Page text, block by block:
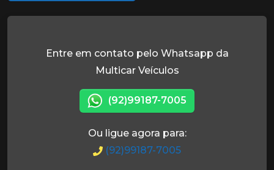
Entre em contato pelo Whatsapp da
Multicar Veículos
(92)99187-7005
Ou ligue agora para:
(92)99187-7005